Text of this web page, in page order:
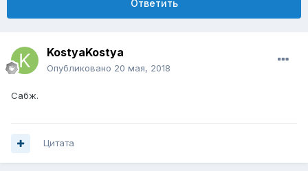
Ответить
KostyaKostya
Опубликовано 20 мая, 2018
Сабж.
Цитата